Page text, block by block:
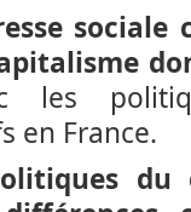
les
en France.